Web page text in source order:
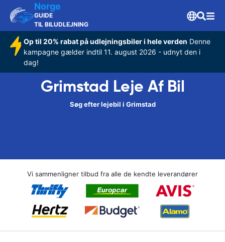
Norge
GUIDE
TIL BILUDLEJNING
Op til 20% rabat på udlejningsbiler i hele verden Denne
kampagne gælder indtil 11. august 2026 - udnyt den i
dag!
Grimstad Leje Af Bil
Søg efter lejebil i Grimstad
Vi sammenligner tilbud fra alle de kendte leverandører